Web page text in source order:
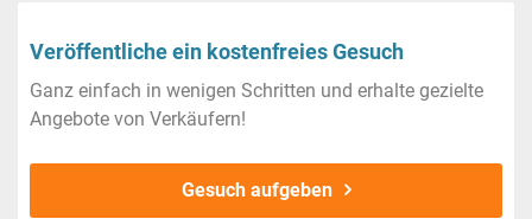
Veröffentliche ein kostenfreies Gesuch
Ganz einfach in wenigen Schritten und erhalte gezielte
Angebote von Verkäufern!
Gesuch aufgeben